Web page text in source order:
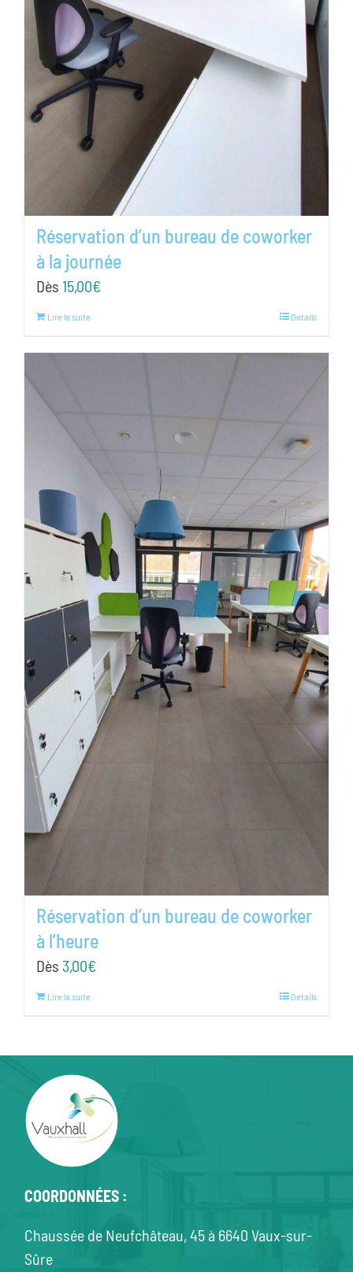
Réservation d’un bureau de coworker
à la journée
Dès 15,00€
Lire la suite Details
Réservation d’un bureau de coworker
à l’heure
Dès 3,00€
Lire la suite Details
COORDONNÉES :
Chaussée de Neufchâteau, 45 à 6640 Vaux-sur-
Sûre